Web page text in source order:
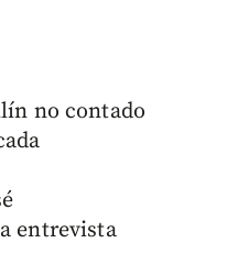
no contado
entrevista